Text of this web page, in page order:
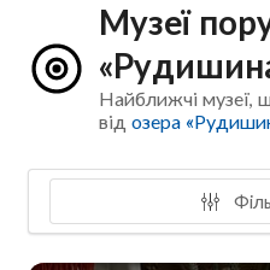
Музеї
Найближчі музеї,
відозера